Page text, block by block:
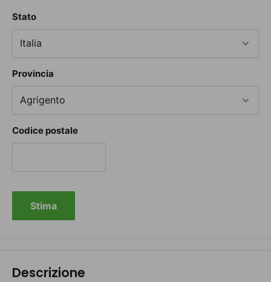
Stato
Provincia
Codice postale
Stima
Descrizione